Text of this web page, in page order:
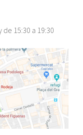
de 15:30 a 19:30